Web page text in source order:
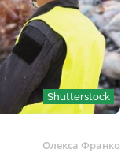
Shutterstock
Олекса Франко